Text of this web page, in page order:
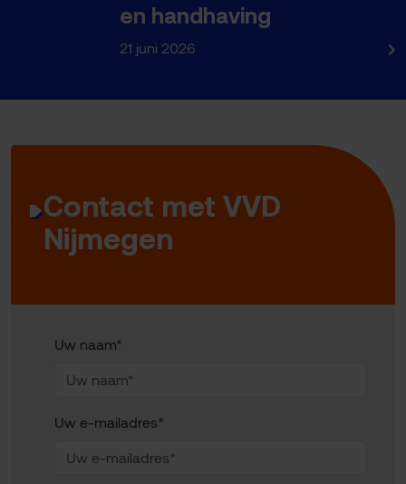
en handhaving
21 juni 2026
Contact met VVD
Nijmegen
Uw naam*
Uw e-mailadres*